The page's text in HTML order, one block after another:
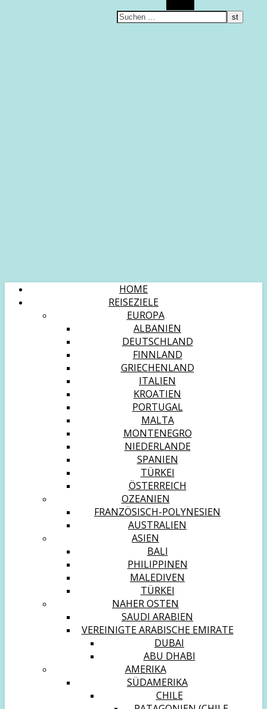
HOME
REISEZIELE
EUROPA
ALBANIEN
DEUTSCHLAND
FINNLAND
GRIECHENLAND
ITALIEN
KROATIEN
PORTUGAL
MALTA
MONTENEGRO
NIEDERLANDE
SPANIEN
TÜRKEI
ÖSTERREICH
OZEANIEN
FRANZÖSISCH-POLYNESIEN
AUSTRALIEN
ASIEN
BALI
PHILIPPINEN
MALEDIVEN
TÜRKEI
NAHER OSTEN
SAUDI ARABIEN
VEREINIGTE ARABISCHE EMIRATE
DUBAI
ABU DHABI
AMERIKA
SÜDAMERIKA
CHILE